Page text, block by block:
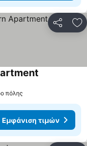
πόλης
Εμφάνιση τιμών